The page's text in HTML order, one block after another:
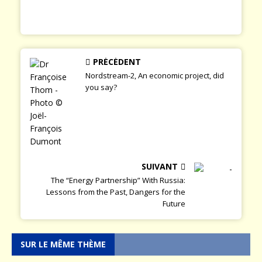
PRÉCÉDENT
Nordstream-2, An economic project, did
you say?
SUIVANT
The “Energy Partnership” With Russia:
Lessons from the Past, Dangers for the
Future
SUR LE MÊME THÈME